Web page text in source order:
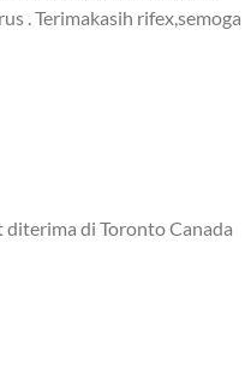
. Terimakasih rifex,semoga
diterima di Toronto Canada